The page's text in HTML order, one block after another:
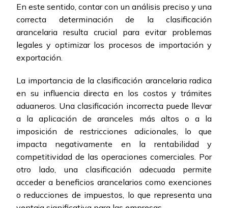
En este sentido, contar con un análisis preciso y una
correcta determinación de la clasificación
arancelaria resulta crucial para evitar problemas
legales y optimizar los procesos de importación y
exportación.
La importancia de la clasificación arancelaria radica
en su influencia directa en los costos y trámites
aduaneros. Una clasificación incorrecta puede llevar
a la aplicación de aranceles más altos o a la
imposición de restricciones adicionales, lo que
impacta negativamente en la rentabilidad y
competitividad de las operaciones comerciales. Por
otro lado, una clasificación adecuada permite
acceder a beneficios arancelarios como exenciones
o reducciones de impuestos, lo que representa una